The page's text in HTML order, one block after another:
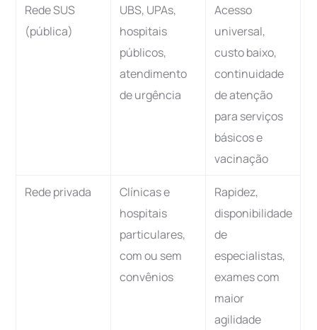
Rede SUS
(pública)
UBS, UPAs,
hospitais
públicos,
atendimento
de urgência
Acesso
universal,
custo baixo,
continuidade
de atenção
para serviços
básicos e
vacinação
Rede privada
Clínicas e
hospitais
particulares,
com ou sem
convênios
Rapidez,
disponibilidade
de
especialistas,
exames com
maior
agilidade